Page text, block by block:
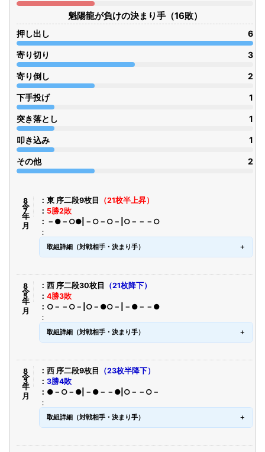
魁陽龍が負けの決まり手（16敗）
押し出し 6
寄り切り 3
寄り倒し 2
下手投げ 1
突き落とし 1
叩き込み 1
その他 2
令8年7月 東 序二段9枚目
（21枚半上昇）
5勝2敗
－●－○●|－○－○－|○－－－○
取組詳細（対戦相手・決まり手）
令8年5月 西 序二段30枚目
（21枚降下）
4勝3敗
○－－○－|○－●○－|－●－－●
取組詳細（対戦相手・決まり手）
令8年3月 西 序二段9枚目
（23枚半降下）
3勝4敗
●－○－●|－●－－●|○－－○－
取組詳細（対戦相手・決まり手）